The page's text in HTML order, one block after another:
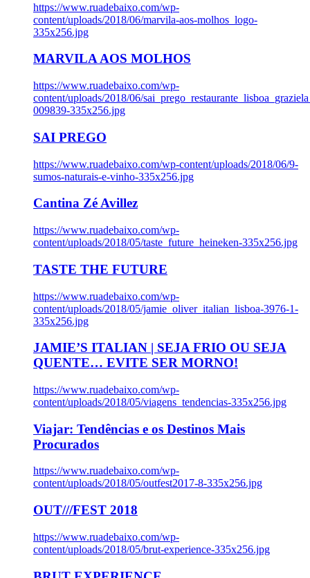
https://www.ruadebaixo.com/wp-
content/uploads/2018/06/marvila-aos-molhos_logo-
335x256.jpg
MARVILA AOS MOLHOS
https://www.ruadebaixo.com/wp-
content/uploads/2018/06/
009839-335x256.jpg
SAI PREGO
https://www.ruadebaixo.com/wp-content/uploads/2018/06/9-
sumos-naturais-e-vinho-335x256.jpg
Cantina Zé Avillez
https://www.ruadebaixo.com/wp-
content/uploads/2018/05/taste_future_heineken-335x256.jpg
TASTE THE FUTURE
https://www.ruadebaixo.com/wp-
content/uploads/2018/05/jamie_oliver_italian_lisboa-3976-1-
335x256.jpg
JAMIE’S ITALIAN | SEJA FRIO OU SEJA
QUENTE… EVITE SER MORNO!
https://www.ruadebaixo.com/wp-
content/uploads/2018/05/viagens_tendencias-335x256.jpg
Viajar: Tendências e os Destinos Mais
Procurados
https://www.ruadebaixo.com/wp-
content/uploads/2018/05/outfest2017-8-335x256.jpg
OUT///FEST 2018
https://www.ruadebaixo.com/wp-
content/uploads/2018/05/brut-experience-335x256.jpg